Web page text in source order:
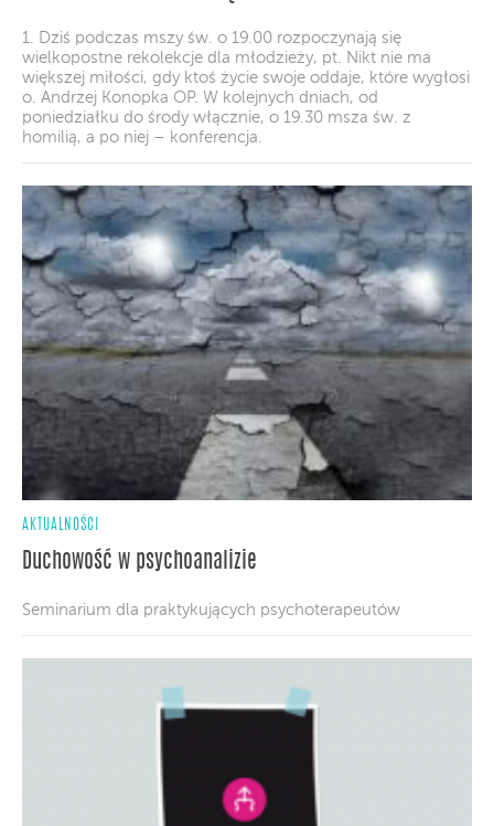
1. Dziś podczas mszy św. o 19.00 rozpoczynają się
wielkopostne rekolekcje dla młodzieży, pt. Nikt nie ma
większej miłości, gdy ktoś życie swoje oddaje, które wygłosi
o. Andrzej Konopka OP. W kolejnych dniach, od
poniedziałku do środy włącznie, o 19.30 msza św. z
homilią, a po niej – konferencja.
AKTUALNOŚCI
Duchowość w psychoanalizie
Seminarium dla praktykujących psychoterapeutów